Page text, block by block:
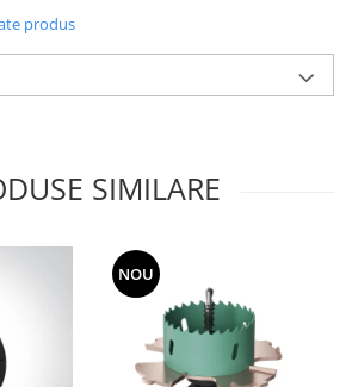
LED
Accesorii
produs
SIMILARE
NOU